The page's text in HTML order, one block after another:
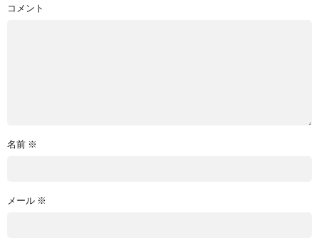
コメント
名前 ※
メール ※